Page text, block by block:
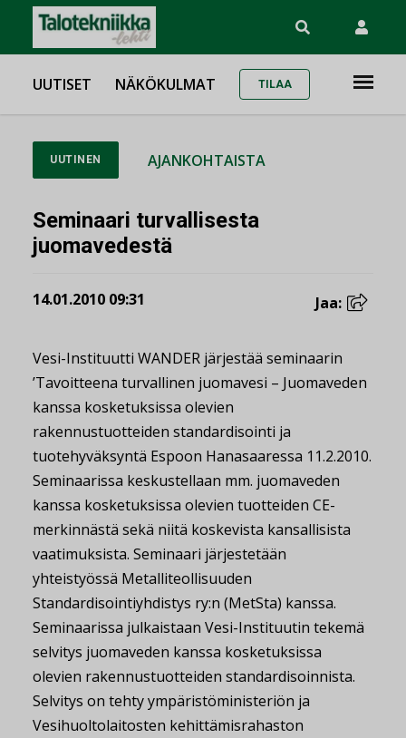
UUTISET NÄKÖKULMAT TILAA
UUTINEN AJANKOHTAISTA
Seminaari turvallisesta
juomavedestä
14.01.2010 09:31 Jaa:
Vesi-Instituutti WANDER järjestää seminaarin
’Tavoitteena turvallinen juomavesi – Juomaveden
kanssa kosketuksissa olevien
rakennustuotteiden standardisointi ja
tuotehyväksyntä Espoon Hanasaaressa 11.2.2010.
Seminaarissa keskustellaan mm. juomaveden
kanssa kosketuksissa olevien tuotteiden CE-
merkinnästä sekä niitä koskevista kansallisista
vaatimuksista. Seminaari järjestetään
yhteistyössä Metalliteollisuuden
Standardisointiyhdistys ry:n (MetSta) kanssa.
Seminaarissa julkaistaan Vesi-Instituutin tekemä
selvitys juomaveden kanssa kosketuksissa
olevien rakennustuotteiden standardisoinnista.
Selvitys on tehty ympäristöministeriön ja
Vesihuoltolaitosten kehittämisrahaston